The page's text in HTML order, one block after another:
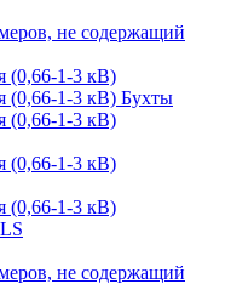
не содержащий
(0,66-1-3 кВ)
(0,66-1-3 кВ) Бухты
(0,66-1-3 кВ)
(0,66-1-3 кВ)
(0,66-1-3 кВ)
не содержащий